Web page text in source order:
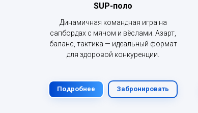
SUP-поло
Динамичная командная игра на
сапбордах с мячом и вёслами. Азарт,
баланс, тактика — идеальный формат
для здоровой конкуренции.
Подробнее Забронировать